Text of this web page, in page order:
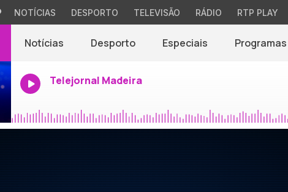
NOTÍCIAS DESPORTO TELEVISÃO RÁDIO RTP PLAY
Notícias Desporto Especiais Programas
Telejornal Madeira